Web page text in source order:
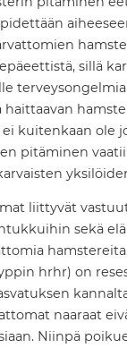
sillä
kuitenkaan ole
pitäminen
liittyvät
sekä
hrhr) on
naaraat
Niinpä